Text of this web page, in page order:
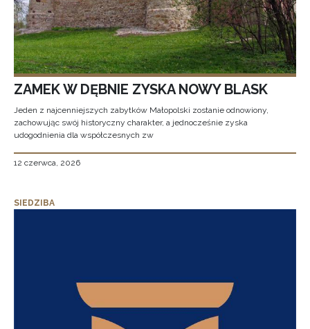
ZAMEK W DĘBNIE ZYSKA NOWY BLASK
Jeden z najcenniejszych zabytków Małopolski zostanie odnowiony,
zachowując swój historyczny charakter, a jednocześnie zyska
udogodnienia dla współczesnych zw
12 czerwca, 2026
SIEDZIBA